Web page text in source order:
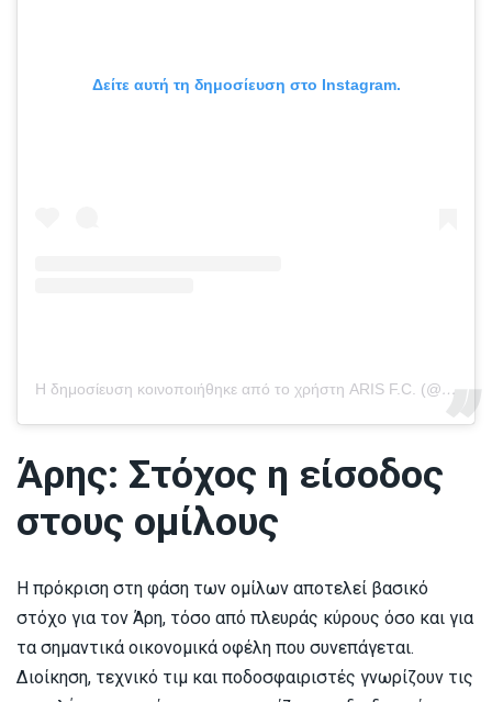
Δείτε αυτή τη δημοσίευση στο Instagram.
Η δημοσίευση κοινοποιήθηκε από το χρήστη ARIS F.C. (@arisfc_official)
Άρης: Στόχος η είσοδος
στους ομίλους
Η πρόκριση στη φάση των ομίλων αποτελεί βασικό
στόχο για τον Άρη, τόσο από πλευράς κύρους όσο και για
τα σημαντικά οικονομικά οφέλη που συνεπάγεται.
Διοίκηση, τεχνικό τιμ και ποδοσφαιριστές γνωρίζουν τις